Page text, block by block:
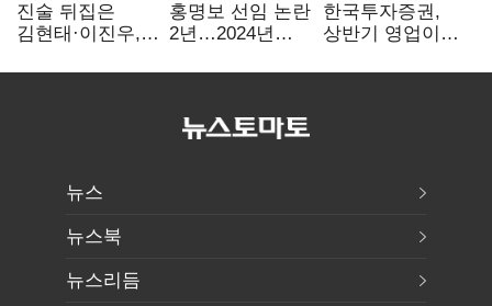
진술 뒤집은
김현태·이진우,
헌신"…법정서
홍명보 선임 논란
2년…2024년
압색까지
한국투자증권,
상반기 영업이익
전년비 89.1%↑
뉴스
뉴스북
뉴스리듬